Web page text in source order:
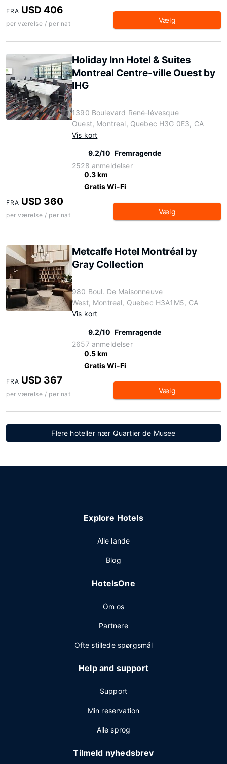
FRA USD 406
per værelse / per nat Vælg
Holiday Inn Hotel & Suites
Montreal Centre-ville Ouest by
IHG
1390 Boulevard René-lévesque
Ouest, Montreal, Quebec H3G 0E3, CA
Vis kort
9.2/10 Fremragende
2528 anmeldelser
0.3 km
Gratis Wi-Fi
FRA USD 360
per værelse / per nat Vælg
Metcalfe Hotel Montréal by
Gray Collection
980 Boul. De Maisonneuve
West, Montreal, Quebec H3A1M5, CA
Vis kort
9.2/10 Fremragende
2657 anmeldelser
0.5 km
Gratis Wi-Fi
FRA USD 367
per værelse / per nat Vælg
Flere hoteller nær Quartier de Musee
Explore Hotels
Alle lande
Blog
HotelsOne
Om os
Partnere
Ofte stillede spørgsmål
Help and support
Support
Min reservation
Alle sprog
Tilmeld nyhedsbrev